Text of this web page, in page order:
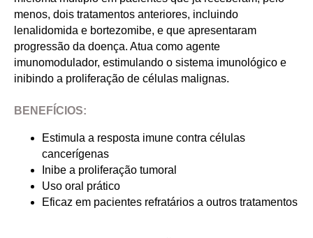
menos, dois tratamentos anteriores, incluindo
lenalidomida e bortezomibe, e que apresentaram
progressão da doença. Atua como agente
imunomodulador, estimulando o sistema imunológico e
inibindo a proliferação de células malignas.
BENEFÍCIOS:
Estimula a resposta imune contra células
cancerígenas
Inibe a proliferação tumoral
Uso oral prático
Eficaz em pacientes refratários a outros tratamentos